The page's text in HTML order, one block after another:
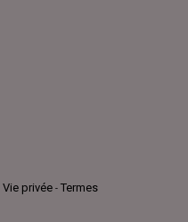
Vie privée - Termes